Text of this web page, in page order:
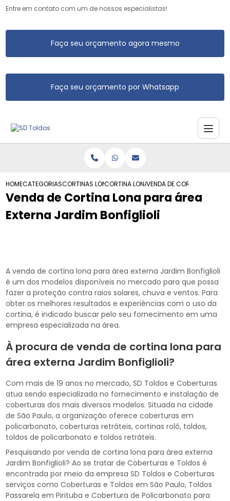
Entre em contato com um de nossos especialistas!
Faça seu orçamento agora mesmo
Faça seu orçamento por Whatsapp
HOMECATEGORIASCORTINAS LONACORTINA LONA ROLOVENDA DE CORTINA LONA
Venda de Cortina Lona para área
Externa Jardim Bonfiglioli
A venda de cortina lona para área externa Jardim Bonfiglioli
é um dos modelos disponíveis no mercado para que possa
fazer a proteção contra raios solares, chuva e ventos. Para
obter os melhores resultados e experiências com o uso da
cortina, é indicado buscar pelo seu fornecimento em uma
empresa especializada na área.
À procura de venda de cortina lona para
área externa Jardim Bonfiglioli?
Com mais de 19 anos no mercado, SD Toldos e Coberturas
atua sendo especializada no fornecimento e instalação de
coberturas dos mais diversos modelos. Situada na cidade
de São Paulo, a organização oferece coberturas em
policarbonato, coberturas retráteis, cortinas rolô, toldos,
toldos de policarbonato e toldos retráteis.
Pesquisando por venda de cortina lona para área externa
Jardim Bonfiglioli? Ao se tratar de Coberturas e Toldos é
encontrada por meio da empresa SD Toldos e Coberturas
serviços como Coberturas e Toldos em São Paulo, Toldos
Passarela em Pirituba e Cobertura de Policarbonato para